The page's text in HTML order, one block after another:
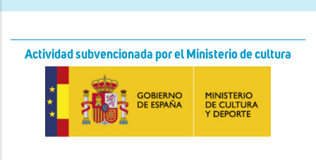
Actividad subvencionada por el Ministerio de cultura